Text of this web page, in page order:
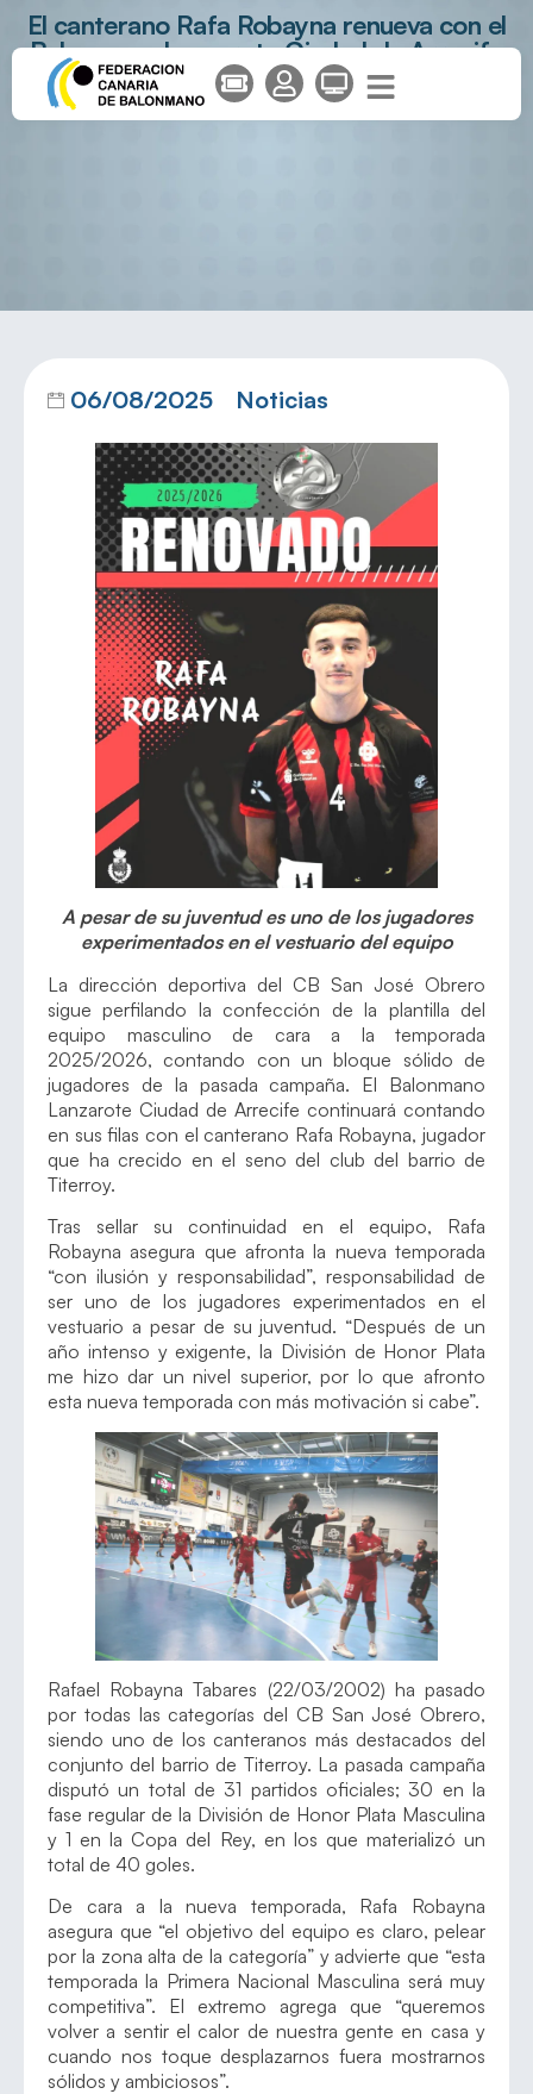
El canterano Rafa Robayna renueva con el
Balonmano Lanzarote Ciudad de Arrecife
06/08/2025 Noticias
A pesar de su juventud es uno de los jugadores
experimentados en el vestuario del equipo
La dirección deportiva del CB San José Obrero
sigue perfilando la confección de la plantilla del
equipo masculino de cara a la temporada
2025/2026, contando con un bloque sólido de
jugadores de la pasada campaña. El Balonmano
Lanzarote Ciudad de Arrecife continuará contando
en sus filas con el canterano Rafa Robayna, jugador
que ha crecido en el seno del club del barrio de
Titerroy.
Tras sellar su continuidad en el equipo, Rafa
Robayna asegura que afronta la nueva temporada
“con ilusión y responsabilidad”, responsabilidad de
ser uno de los jugadores experimentados en el
vestuario a pesar de su juventud. “Después de un
año intenso y exigente, la División de Honor Plata
me hizo dar un nivel superior, por lo que afronto
esta nueva temporada con más motivación si cabe”.
Rafael Robayna Tabares (22/03/2002) ha pasado
por todas las categorías del CB San José Obrero,
siendo uno de los canteranos más destacados del
conjunto del barrio de Titerroy. La pasada campaña
disputó un total de 31 partidos oficiales; 30 en la
fase regular de la División de Honor Plata Masculina
y 1 en la Copa del Rey, en los que materializó un
total de 40 goles.
De cara a la nueva temporada, Rafa Robayna
asegura que “el objetivo del equipo es claro, pelear
por la zona alta de la categoría” y advierte que “esta
temporada la Primera Nacional Masculina será muy
competitiva”. El extremo agrega que “queremos
volver a sentir el calor de nuestra gente en casa y
cuando nos toque desplazarnos fuera mostrarnos
sólidos y ambiciosos”.